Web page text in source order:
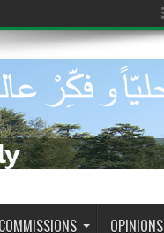
de tomar decisões decisivas
COMMISSIONS OPINIONS